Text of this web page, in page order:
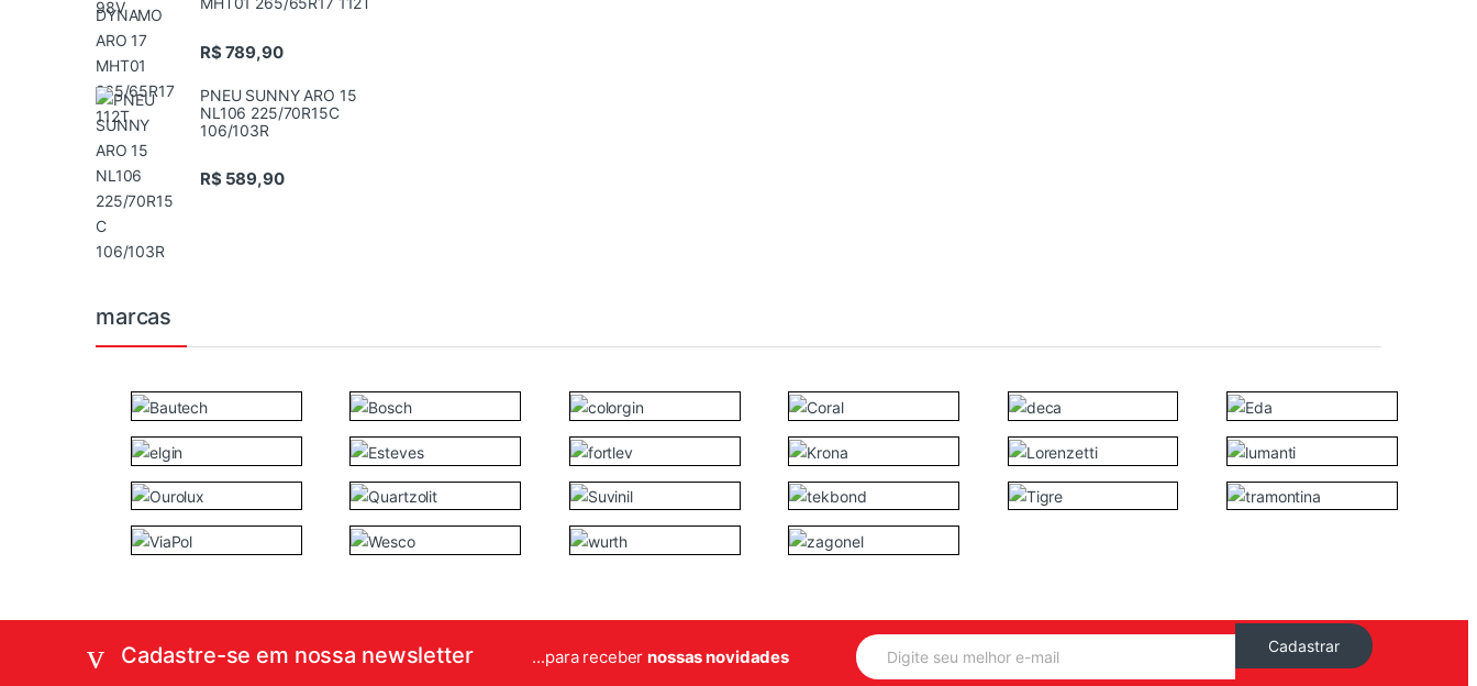
R$789,90
PNEU SUNNY ARO 15
NL106 225/70R15C
106/103R
R$589,90
marcas
Cadastre-se em nossa newsletter ...para recebernossas novidades
E
m
Cadastrar